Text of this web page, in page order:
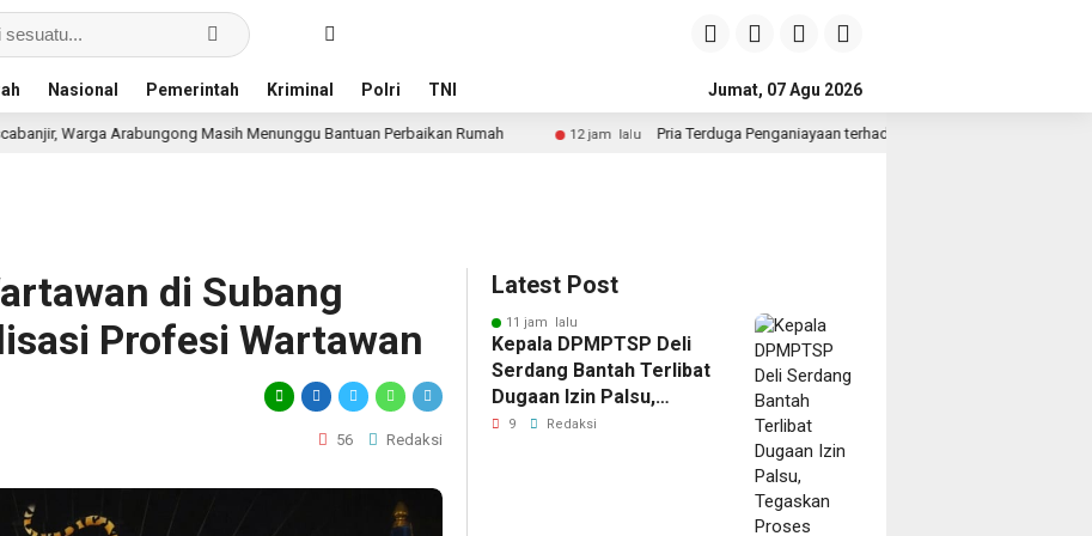
Nasional Pemerintah Kriminal Polri TNI Jumat, 07 Agu 2026
Masih Menunggu Bantuan Perbaikan Rumah 12 jam lalu Pria Terduga Penganiayaan terhadap Seorang Wanita di Medan Ditangkap Polisi
di Subang
Profesi Wartawan
56 Redaksi
Latest Post
11 jam lalu
Kepala DPMPTSP Deli
Serdang Bantah Terlibat
Dugaan Izin Palsu,
Tegaskan Proses
9 Redaksi